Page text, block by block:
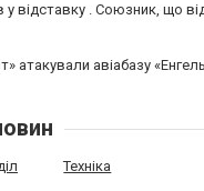
відставку . Союзник, що
атакували авіабазу
Техніка